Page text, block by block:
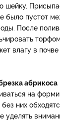
шейку.
было пустот
После
влагу в
абрикоса
на
них
уделять